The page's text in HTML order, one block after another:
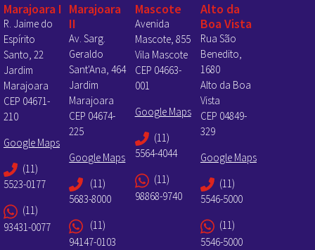
Marajoara I
R. Jaime do
Espírito
Santo, 22
Jardim
Marajoara
CEP 04671-
210
Google Maps
(11)
5523-0177
(11)
93431-0077
Marajoara
II
Av. Sarg.
Geraldo
Sant'Ana, 464
Jardim
Marajoara
CEP 04674-
225
Google Maps
(11)
5683-8000
(11)
94147-0103
Mascote
Avenida
Mascote, 855
Vila Mascote
CEP 04663-
001
Google Maps
(11)
5564-4044
(11)
98868-9740
Alto da
Boa Vista
Rua São
Benedito,
1680
Alto da Boa
Vista
CEP 04849-
329
Google Maps
(11)
5546-5000
(11)
5546-5000